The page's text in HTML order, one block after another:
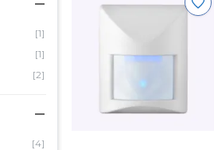
[1]
[1]
[2]
[4]